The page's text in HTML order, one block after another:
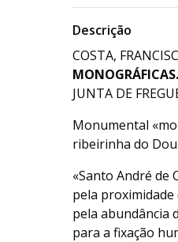
Descrição
COSTA,
MONOGRÁFICAS.
JUNTA DE
Monumental
ribeirinha do
«Santo André de
pela proximidade
pela abundância
para a fixação